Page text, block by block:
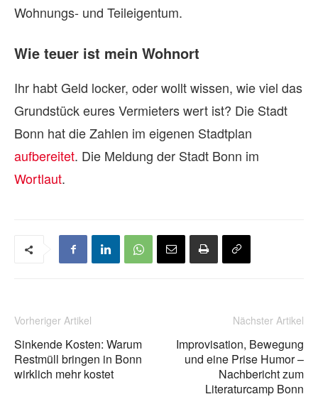
Wohnungs- und Teileigentum.
Wie teuer ist mein Wohnort
Ihr habt Geld locker, oder wollt wissen, wie viel das
Grundstück eures Vermieters wert ist? Die Stadt
Bonn hat die Zahlen im eigenen Stadtplan
aufbereitet. Die Meldung der Stadt Bonn im
Wortlaut.
Vorheriger Artikel
Sinkende Kosten: Warum
Restmüll bringen in Bonn
wirklich mehr kostet
Nächster Artikel
Improvisation, Bewegung
und eine Prise Humor –
Nachbericht zum
Literaturcamp Bonn